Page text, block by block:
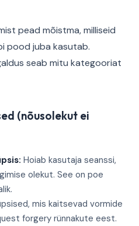
pead mõistma, milliseid
pood juba kasutab.
seab mitu kategooriat
(nõusolekut ei
Hoiab kasutaja seanssi,
olekut. See on poe
mis kaitsevad vormide
forgery rünnakute eest.